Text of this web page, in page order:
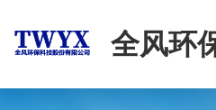
全风环